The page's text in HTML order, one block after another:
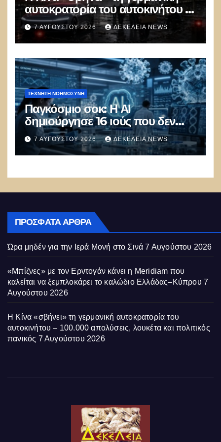
αυτοκρατορία του αυτοκινήτου –
100.000 απολύσεις, λουκέτα και
πολιτικός πανικός
7 ΑΥΓΟΎΣΤΟΥ 2026 ΔΕΚΈΛΕΙΑ NEWS
ΤΕΧΝΗΤΉ ΝΟΗΜΟΣΎΝΗ
Παγκόσμιο σοκ: Η ΑΙ
δημιούργησε 16 ιούς που δεν
υπάρχουν στη φύση –
Συναγερμός: Ο εφιάλτης μόλις
άρχισε
7 ΑΥΓΟΎΣΤΟΥ 2026 ΔΕΚΈΛΕΙΑ NEWS
ΠΡΌΣΦΑΤΑ ΆΡΘΡΑ
Ώρα μηδέν για την Ιερά Μονή στο Σινά 7 Αυγούστου 2026
«Μπίζνες» με τον Ερντογάν κάνει η Meridiam που
καλείται να ξεμπλοκάρει το καλώδιο Ελλάδας–Κύπρου 7
Αυγούστου 2026
Η Κίνα «σβήνει» τη γερμανική αυτοκρατορία του
αυτοκινήτου – 100.000 απολύσεις, λουκέτα και πολιτικός
πανικός 7 Αυγούστου 2026